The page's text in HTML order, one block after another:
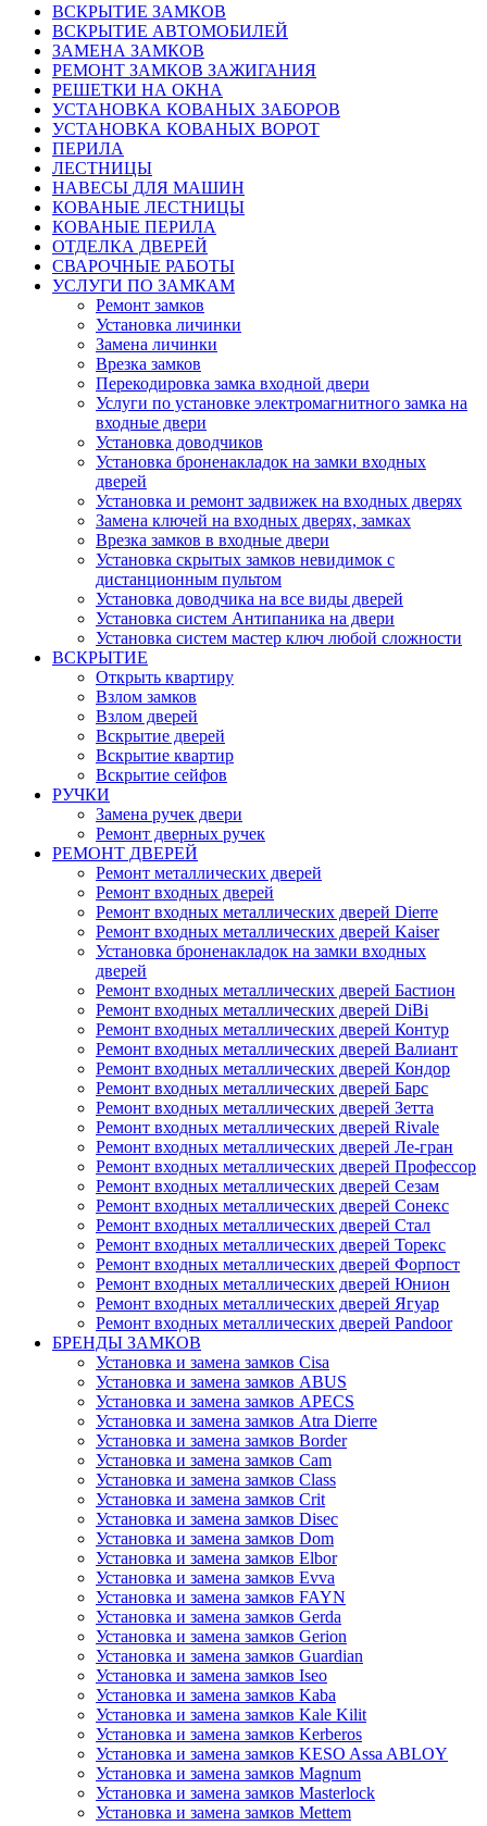
ВСКРЫТИЕ ЗАМКОВ
ВСКРЫТИЕ АВТОМОБИЛЕЙ
ЗАМЕНА ЗАМКОВ
РЕМОНТ ЗАМКОВ ЗАЖИГАНИЯ
РЕШЕТКИ НА ОКНА
УСТАНОВКА КОВАНЫХ ЗАБОРОВ
УСТАНОВКА КОВАНЫХ ВОРОТ
ПЕРИЛА
ЛЕСТНИЦЫ
НАВЕСЫ ДЛЯ МАШИН
КОВАНЫЕ ЛЕСТНИЦЫ
КОВАНЫЕ ПЕРИЛА
ОТДЕЛКА ДВЕРЕЙ
СВАРОЧНЫЕ РАБОТЫ
УСЛУГИ ПО ЗАМКАМ
Ремонт замков
Установка личинки
Замена личинки
Врезка замков
Перекодировка замка входной двери
Услуги по установке электромагнитного замка на
входные двери
Установка доводчиков
Установка броненакладок на замки входных
дверей
Установка и ремонт задвижек на входных дверях
Замена ключей на входных дверях, замках
Врезка замков в входные двери
Установка скрытых замков невидимок с
дистанционным пультом
Установка доводчика на все виды дверей
Установка систем Антипаника на двери
Установка систем мастер ключ любой сложности
ВСКРЫТИЕ
Открыть квартиру
Взлом замков
Взлом дверей
Вскрытие дверей
Вскрытие квартир
Вскрытие сейфов
РУЧКИ
Замена ручек двери
Ремонт дверных ручек
РЕМОНТ ДВЕРЕЙ
Ремонт металлических дверей
Ремонт входных дверей
Ремонт входных металлических дверей Dierre
Ремонт входных металлических дверей Kaiser
Установка броненакладок на замки входных
дверей
Ремонт входных металлических дверей Бастион
Ремонт входных металлических дверей DiBi
Ремонт входных металлических дверей Контур
Ремонт входных металлических дверей Валиант
Ремонт входных металлических дверей Кондор
Ремонт входных металлических дверей Барс
Ремонт входных металлических дверей Зетта
Ремонт входных металлических дверей Rivale
Ремонт входных металлических дверей Ле-гран
Ремонт входных металлических дверей Профессор
Ремонт входных металлических дверей Сезам
Ремонт входных металлических дверей Сонекс
Ремонт входных металлических дверей Стал
Ремонт входных металлических дверей Торекс
Ремонт входных металлических дверей Форпост
Ремонт входных металлических дверей Юнион
Ремонт входных металлических дверей Ягуар
Ремонт входных металлических дверей Pandoor
БРЕНДЫ ЗАМКОВ
Установка и замена замков Cisa
Установка и замена замков ABUS
Установка и замена замков APECS
Установка и замена замков Atra Dierre
Установка и замена замков Border
Установка и замена замков Cam
Установка и замена замков Class
Установка и замена замков Crit
Установка и замена замков Disec
Установка и замена замков Dom
Установка и замена замков Elbor
Установка и замена замков Evva
Установка и замена замков FAYN
Установка и замена замков Gerda
Установка и замена замков Gerion
Установка и замена замков Guardian
Установка и замена замков Iseo
Установка и замена замков Kaba
Установка и замена замков Kale Kilit
Установка и замена замков Kerberos
Установка и замена замков KESO Assa ABLOY
Установка и замена замков Magnum
Установка и замена замков Masterlock
Установка и замена замков Mettem